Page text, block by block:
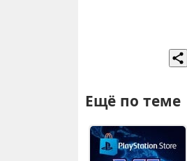
Ещё по теме